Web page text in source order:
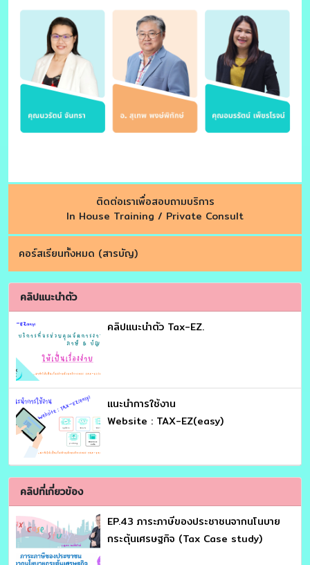
ติดต่อเราเพื่อสอบถามบริการ
In House Training / Private Consult
คอร์สเรียนทั้งหมด (สารบัญ)
คลิปแนะนำตัว
คลิปแนะนำตัว Tax-EZ.
เเนะนำการใช้งาน
Website : TAX-EZ(easy)
คลิปที่เกี่ยวข้อง
EP.43 ภาระภาษีของประชาชนจากนโนบาย
กระตุ้นเศรษฐกิจ (Tax Case study)